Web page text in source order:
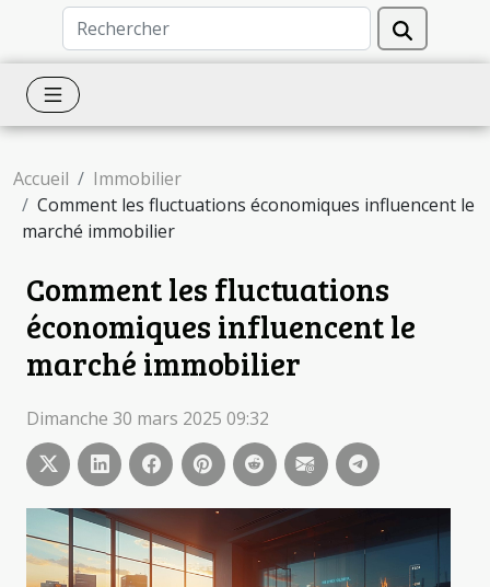
Accueil
Immobilier
Comment les fluctuations économiques influencent le
marché immobilier
Comment les fluctuations
économiques influencent le
marché immobilier
Dimanche 30 mars 2025 09:32